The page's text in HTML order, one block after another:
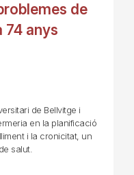
de
74 anys
de Bellvitge i
en la planificació
i la cronicitat, un
salut.